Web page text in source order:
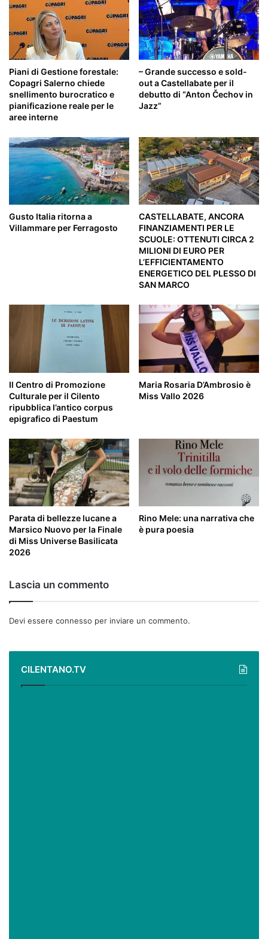
Piani di Gestione forestale:
Copagri Salerno chiede
snellimento burocratico e
pianificazione reale per le
aree interne
– Grande successo e sold-
out a Castellabate per il
debutto di “Anton Čechov in
Jazz”
Gusto Italia ritorna a
Villammare per Ferragosto
CASTELLABATE, ANCORA
FINANZIAMENTI PER LE
SCUOLE: OTTENUTI CIRCA 2
MILIONI DI EURO PER
L’EFFICIENTAMENTO
ENERGETICO DEL PLESSO DI
SAN MARCO
Il Centro di Promozione
Culturale per il Cilento
ripubblica l’antico corpus
epigrafico di Paestum
Maria Rosaria D’Ambrosio è
Miss Vallo 2026
Parata di bellezze lucane a
Marsico Nuovo per la Finale
di Miss Universe Basilicata
2026
Rino Mele: una narrativa che
è pura poesia
Lascia un commento
Devi essere connesso per inviare un commento.
CILENTANO.TV